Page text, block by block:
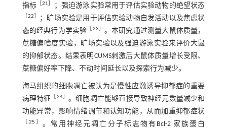
指标［21 ；强迫游泳实验常用于评估实验动物的绝望状态
22
；旷场实验是用于评估实验动物自发活动以及焦虑状
态的经典行为学实验
23
。本研究通过测量大鼠体质量，
蔗糖偏嗜度实验，旷场实验以及强迫游泳实验来评价大鼠
的抑郁状态。结果表明CUMS刺激后大鼠体质量增长受限、
蔗糖偏好率下降、不动时间延长以及探索行为减少。
海马组织的细胞凋亡被认为是慢性应激诱导抑郁症的重要
病理特征
24］ 。细胞凋亡能够直接导致神经元数量减少和
功能异常，影响情绪调节和认知功能，从而加重抑郁症状
25
。常用神经元凋亡分子标志物有Bcl-2 家族蛋白